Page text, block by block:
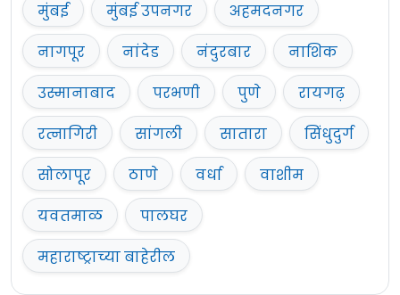
मुंबई
मुंबई उपनगर
अहमदनगर
नागपूर
नांदेड नंदुरबार
नाशिक
उस्मानाबाद
परभणी पुणे
रायगढ़
रत्नागिरी
सांगली सातारा
सिंधुदुर्ग
सोलापूर
ठाणे वर्धा
वाशीम
यवतमाळ
पालघर
महाराष्ट्राच्या बाहेरील